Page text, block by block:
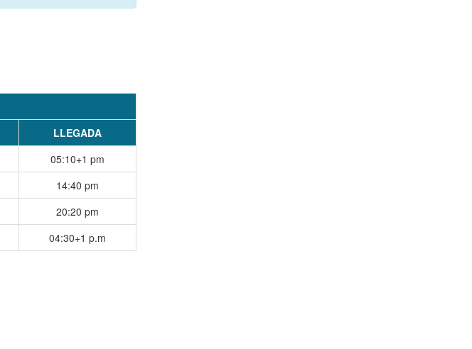
LLEGADA
05:10+1 pm
14:40 pm
20:20 pm
04:30+1 p.m